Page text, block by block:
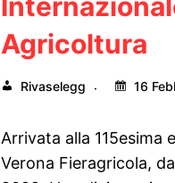
Agricoltura
Rivaselegg 16
Arrivata alla 115esima
Verona Fieragricola,